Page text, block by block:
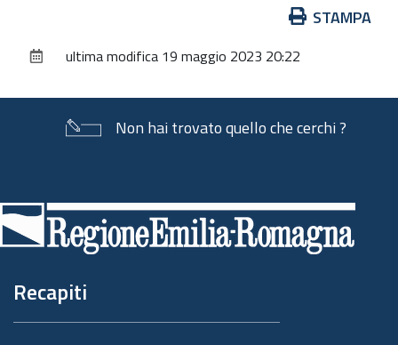
documento
STAMPA
ultima modifica 19 maggio 2023 20:22
Non hai trovato quello che cerchi ?
di
pagina
Recapiti